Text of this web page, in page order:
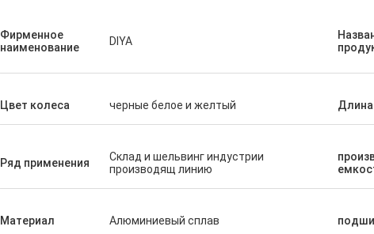
Фирменное
наименование
DIYA
Цвет колеса черные белое и желтый
Ряд применения
Склад и шельвинг индустрии
производящ линию
Материал Алюминиевый сплав